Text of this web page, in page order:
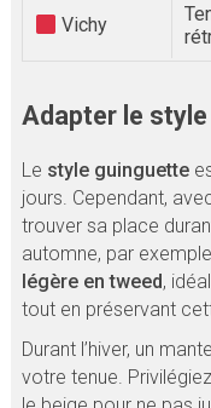
Vichy
Adapter le
Le style guinguette
jours. Cependant,
trouver sa place
automne, par
légère en tweed,
tout en préservant
Durant l’hiver, un
votre tenue.